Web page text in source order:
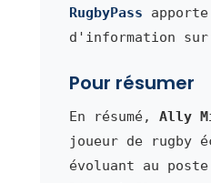
RugbyPass apporte
d'information sur
Pour résumer
En résumé, Ally
joueur de rugby
évoluant au